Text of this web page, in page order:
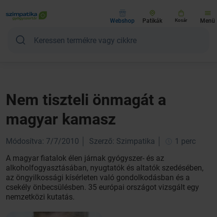
Webshop Patikák Kosár Menü
Nem tiszteli önmagát a
magyar kamasz
Módosítva: 7/7/2010 Szerző: Szimpatika
1 perc
A magyar fiatalok élen járnak gyógyszer- és az
alkoholfogyasztásában, nyugtatók és altatók szedésében,
az öngyilkossági kísérleten való gondolkodásban és a
csekély önbecsülésben. 35 európai országot vizsgált egy
nemzetközi kutatás.